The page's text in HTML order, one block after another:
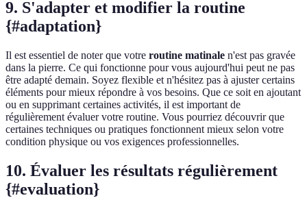
9. S'adapter et modifier la routine
{#adaptation}
Il est essentiel de noter que votre routine matinale n'est pas gravée
dans la pierre. Ce qui fonctionne pour vous aujourd'hui peut ne pas
être adapté demain. Soyez flexible et n'hésitez pas à ajuster certains
éléments pour mieux répondre à vos besoins. Que ce soit en ajoutant
ou en supprimant certaines activités, il est important de
régulièrement évaluer votre routine. Vous pourriez découvrir que
certaines techniques ou pratiques fonctionnent mieux selon votre
condition physique ou vos exigences professionnelles.
10. Évaluer les résultats régulièrement
{#evaluation}